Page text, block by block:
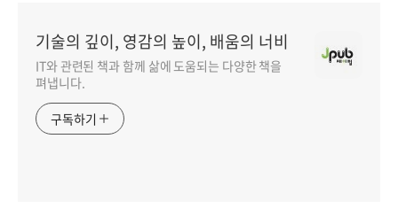
기술의 깊이, 영감의 높이, 배움의 너비
IT와 관련된 책과 함께 삶에 도움되는 다양한 책을
펴냅니다.
구독하기